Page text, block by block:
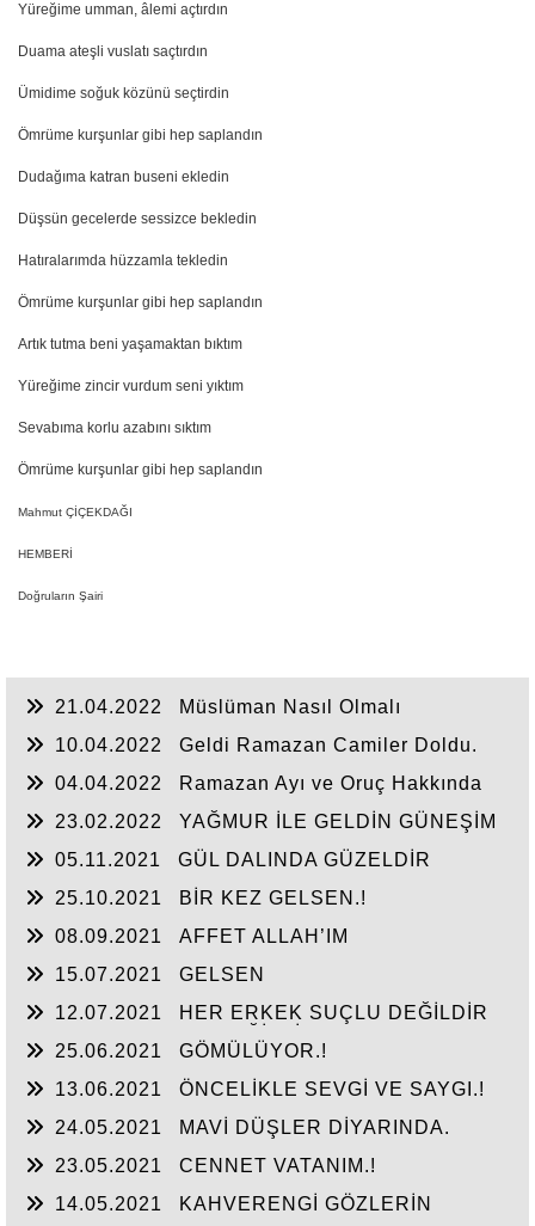
Yüreğime umman, âlemi açtırdın
Duama ateşli vuslatı saçtırdın
Ümidime soğuk közünü seçtirdin
Ömrüme kurşunlar gibi hep saplandın
Dudağıma katran buseni ekledin
Düşsün gecelerde sessizce bekledin
Hatıralarımda hüzzamla tekledin
Ömrüme kurşunlar gibi hep saplandın
Artık tutma beni yaşamaktan bıktım
Yüreğime zincir vurdum seni yıktım
Sevabıma korlu azabını sıktım
Ömrüme kurşunlar gibi hep saplandın
Mahmut ÇİÇEKDAĞI
HEMBERİ
Doğruların Şairi
21.04.2022
Müslüman Nasıl Olmalı
10.04.2022
Geldi Ramazan Camiler Doldu.
04.04.2022
Ramazan Ayı ve Oruç Hakkında
23.02.2022
YAĞMUR İLE GELDİN GÜNEŞİM
05.11.2021
GÜL DALINDA GÜZELDİR
25.10.2021
BİR KEZ GELSEN.!
08.09.2021
AFFET ALLAH’IM
15.07.2021
GELSEN
12.07.2021
HER ERKEK SUÇLU DEĞİLDİR
25.06.2021
GÖMÜLÜYOR.!
13.06.2021
ÖNCELİKLE SEVGİ VE SAYGI.!
24.05.2021
MAVİ DÜŞLER DİYARINDA.
23.05.2021
CENNET VATANIM.!
14.05.2021
KAHVERENGİ GÖZLERİN